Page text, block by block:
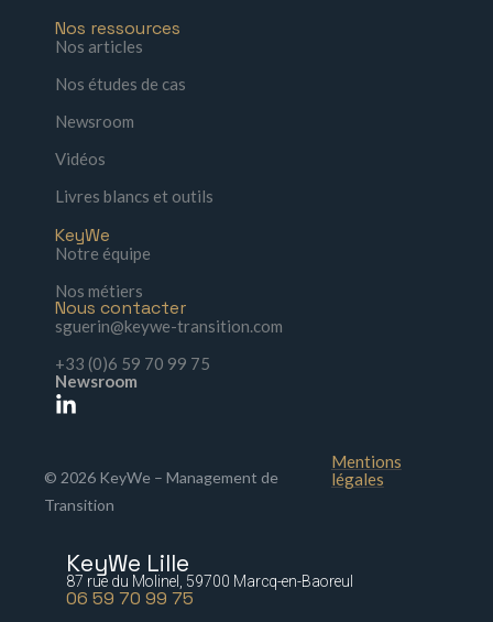
Nos ressources
Nos articles
Nos études de cas
Newsroom
Vidéos
Livres blancs et outils
KeyWe
Notre équipe
Nos métiers
Nous contacter
sguerin@keywe-transition.com
+33 (0)6 59 70 99 75
Newsroom
© 2026 KeyWe – Management de
Transition
Mentions
légales
KeyWe Lille
87 rue du Molinel, 59700 Marcq-en-Baoreul
06 59 70 99 75